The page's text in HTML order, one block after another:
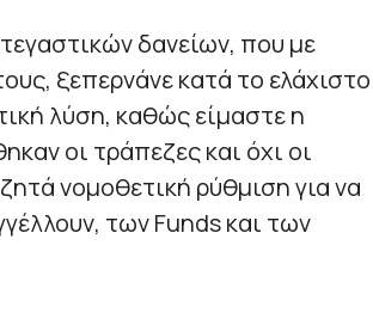
δανείων, που με
ξεπερνάνε κατά το ελάχιστο
λύση, καθώς είμαστε η
οι τράπεζες και όχι οι
νομοθετική ρύθμιση για να
των Funds και των